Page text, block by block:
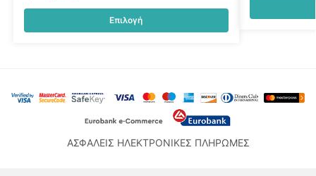
Επιλογή
ΑΣΦΑΛΕΙΣ ΗΛΕΚΤΡΟΝΙΚΕΣ ΠΛΗΡΩΜΕΣ